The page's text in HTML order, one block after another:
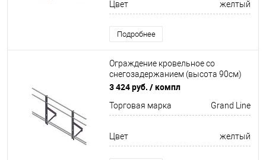
Цвет желтый
Подробнее
Ограждение кровельное со
снегозадержанием (высота 90см)
Optima Оцинков+порошковый окрас
3 424 руб. / компл
Торговая марка Grand Line
Цвет желтый